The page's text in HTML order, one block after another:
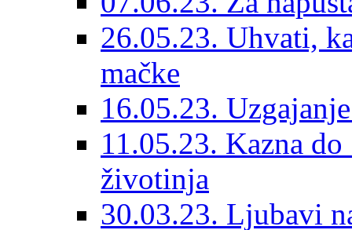
26.05.23. Uhvati,
mačke
16.05.23.
11.05.23. Kazna
životinja
30.03.23. Ljubavi